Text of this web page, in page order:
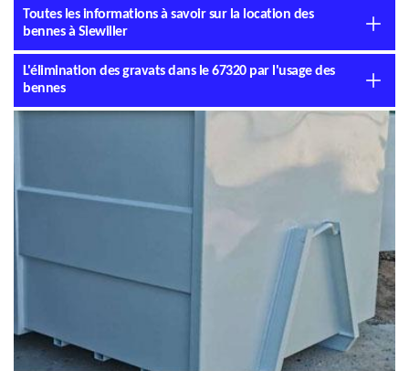
Toutes les informations à savoir sur la location des
bennes à Siewiller
L'élimination des gravats dans le 67320 par l'usage des
bennes